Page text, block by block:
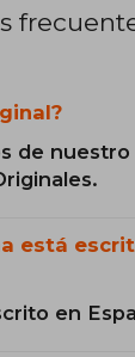
de nuestro
está
en